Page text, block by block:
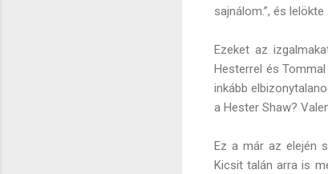
sajnálom.”, és lelökte
Ezeket az
Hesterrel és
inkább
a Hester Shaw?
Ez a már az elején
Kicsit talán arra is